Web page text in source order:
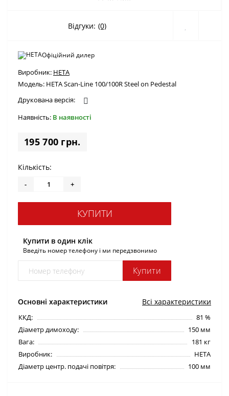
Відгуки: (0)
Виробник: HETA
Модель: HETA Scan-Line 100/100R Steel on Pedestal
Друкована версія:
Наявність: В наявності
195 700 грн.
Офіційний дилер
Основні характеристики Всі характеристики
ККД:
81 %
Діаметр димоходу:
150 мм
Вага:
181 кг
Виробник:
HETA
Діаметр центр. подачі повітря:
100 мм
Кількість:
- +
КУПИТИ
Купити в один клік
Введіть номер телефону і ми передзвонимо
Купити